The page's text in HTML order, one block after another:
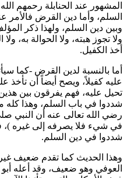
المشهور عند الحنابلة رحمهم
السلم، وأما دين القرض
وبين دين السلم، ولهذا ذكر
ولا تجوز هبته، ولا الحوالة به،
أخذ الكفيل.
أما بالنسبة لدين القرض -كما
عليه كفيلاً، ويصح أيضاً أن تأخذ
تحيل عليه، فهم يفرقون بين هذين
شددوا في باب السلم، وهذا
رضي الله تعالى عنه أن النبي
في شيء فلا يصرفه إلى غيره )،
شددوا في دين السلم.
وهذا الحديث كما تقدم ضعيف
العوفي وهو ضعيف، وقد أعله